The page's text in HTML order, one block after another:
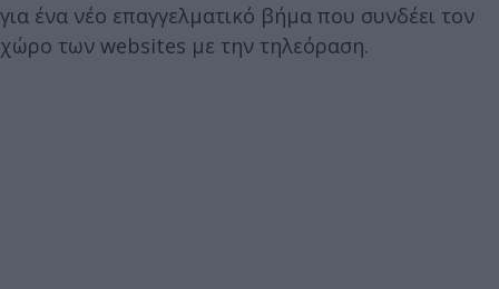
για ένα νέο επαγγελματικό βήμα που συνδέει τον
χώρο των websites με την τηλεόραση.